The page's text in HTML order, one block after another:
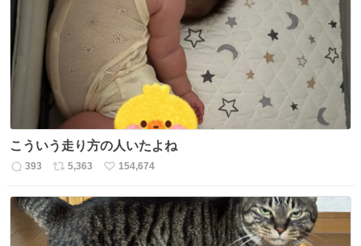
こういう走り方の人いたよね
返
数
393
リ
ス
ト
数
5,363
い
ね
数
154,674